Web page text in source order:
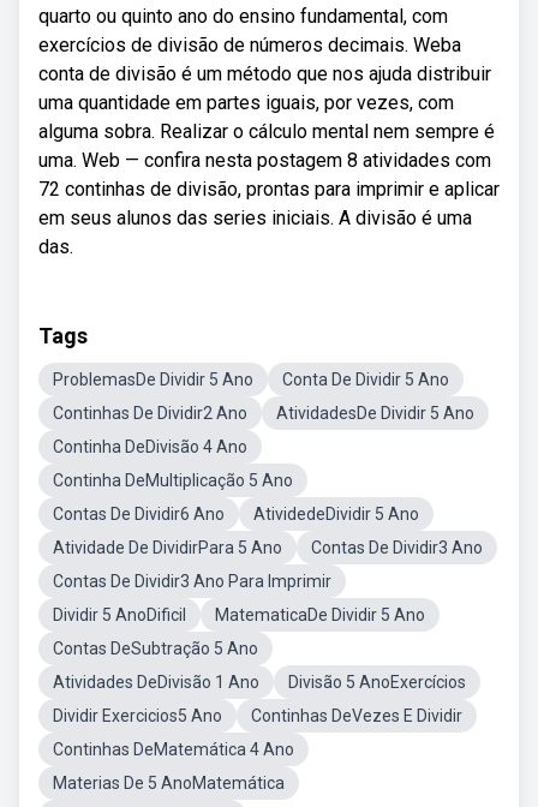
quarto ou quinto ano do ensino fundamental, com
exercícios de divisão de números decimais. Weba
conta de divisão é um método que nos ajuda distribuir
uma quantidade em partes iguais, por vezes, com
alguma sobra. Realizar o cálculo mental nem sempre é
uma. Web — confira nesta postagem 8 atividades com
72 continhas de divisão, prontas para imprimir e aplicar
em seus alunos das series iniciais. A divisão é uma
das.
Tags
ProblemasDe Dividir 5 Ano
Conta De Dividir 5 Ano
Continhas De Dividir2 Ano
AtividadesDe Dividir 5 Ano
Continha DeDivisão 4 Ano
Continha DeMultiplicação 5 Ano
Contas De Dividir6 Ano
AtividedeDividir 5 Ano
Atividade De DividirPara 5 Ano
Contas De Dividir3 Ano
Contas De Dividir3 Ano Para Imprimir
Dividir 5 AnoDificil
MatematicaDe Dividir 5 Ano
Contas DeSubtração 5 Ano
Atividades DeDivisão 1 Ano
Divisão 5 AnoExercícios
Dividir Exercicios5 Ano
Continhas DeVezes E Dividir
Continhas DeMatemática 4 Ano
Materias De 5 AnoMatemática